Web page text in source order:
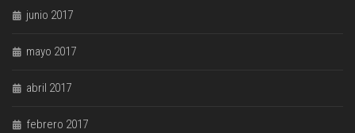
junio 2017
mayo 2017
abril 2017
febrero 2017